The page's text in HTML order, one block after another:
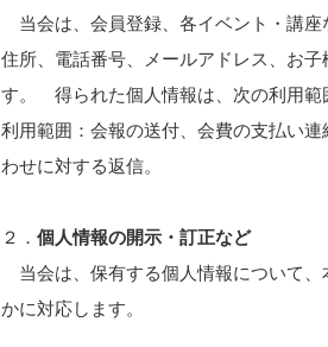
当会は、会員登録、各イベント・講座
住所、電話番号、メールアドレス、お
す。 得られた個人情報は、次の利用範
利用範囲：会報の送付、会費の支払い
わせに対する返信。
２． 個人情報の開示・訂正など
当会は、保有する個人情報について、
かに対応します。